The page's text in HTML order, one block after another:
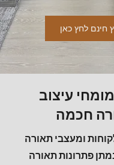
חינם לחץ כאן
עיצוב
חכמה
ומעצבי תאורה
פתרונות תאורה